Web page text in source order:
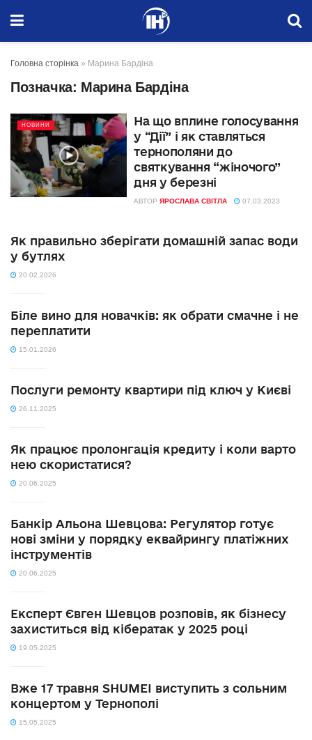
Головна сторінка » Марина Бардіна
Позначка: Марина Бардіна
НОВИНИ
На що вплине голосування
у “Дії” і як ставляться
тернополяни до
святкування “жіночого”
дня у березні
АВТОР ЯРОСЛАВА СВІТЛА 07.03.2023
Як правильно зберігати домашній запас води
у бутлях
20.02.2026
Біле вино для новачків: як обрати смачне і не
переплатити
15.01.2026
Послуги ремонту квартири під ключ у Києві
26.11.2025
Як працює пролонгація кредиту і коли варто
нею скористатися?
20.06.2025
Банкір Альона Шевцова: Регулятор готує
нові зміни у порядку еквайрингу платіжних
інструментів
20.06.2025
Експерт Євген Шевцов розповів, як бізнесу
захиститься від кібератак у 2025 році
19.05.2025
Вже 17 травня SHUMEI виступить з сольним
концертом у Тернополі
15.05.2025